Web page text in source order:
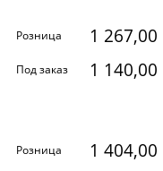
Розница 1 267,00
Под заказ 1 140,00
Розница 1 404,00